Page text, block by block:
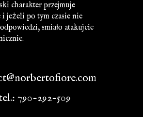
charakter przejmuje
i jeżeli po tym czasie nie
smiało atakujcie
790-292-509